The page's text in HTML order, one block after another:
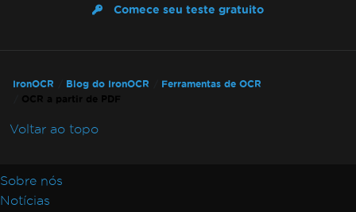
Comece seu teste gratuito
IronOCR Blog do IronOCR
Ferramentas de OCR
OCR a partir de PDF
Voltar ao topo
Sobre nós
Notícias